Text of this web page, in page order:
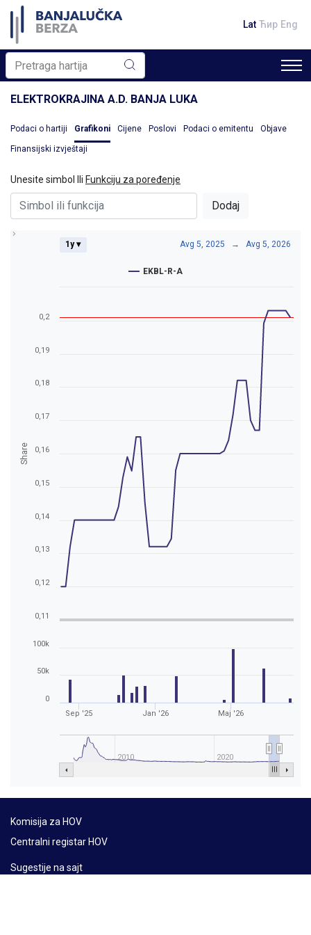
Lat Ћир Eng
ELEKTROKRAJINA A.D. BANJA LUKA
Podaci o hartiji Grafikoni Cijene Poslovi Podaci o emitentu Objave
Finansijski izvještaji
Unesite simbol Ili Funkciju za poređenje
Dodaj
Share
1y ▾ Avg 5, 2025 → Avg 5, 2026
EKBL-R-A
Sep '25 Jan '26 Maj '26
2010 2020
0,12
0,14
0,16
0,18
0,2
0,11
0,13
0,15
0,17
0,19
0
100k
50k
Komisija za HOV
Centralni registar HOV
Sugestije na sajt